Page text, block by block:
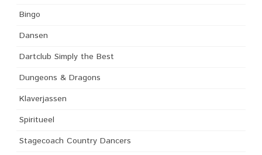
Bingo
Dansen
Dartclub Simply the Best
Dungeons & Dragons
Klaverjassen
Spiritueel
Stagecoach Country Dancers